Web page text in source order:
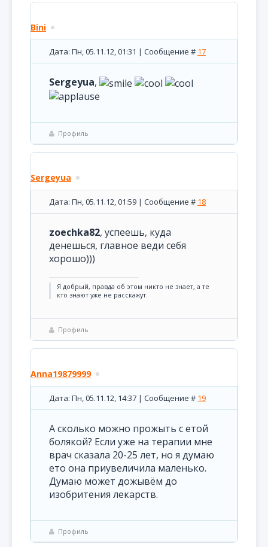
Bini
Дата: Пн, 05.11.12, 01:31 | Сообщение # 17
Sergeyua,
Профиль
Sergeyua
Дата: Пн, 05.11.12, 01:59 | Сообщение # 18
zoechka82, успеешь, куда
денешься, главное веди себя
хорошо)))
Я добрый, правда об этом никто не знает, а те
кто знают уже не расскажут.
Профиль
Anna19879999
Дата: Пн, 05.11.12, 14:37 | Сообщение # 19
А сколько можно прожыть с етой
болякой? Если уже на терапии мне
врач сказала 20-25 лет, но я думаю
ето она приувеличила маленько.
Думаю может дожывём до
изобритения лекарств.
Профиль